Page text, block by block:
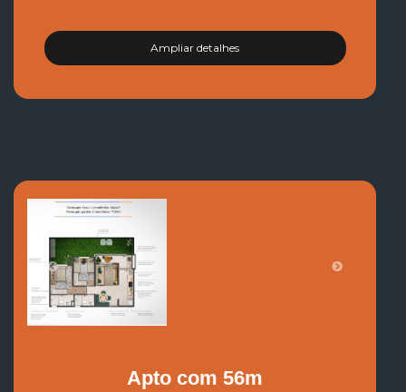
Ampliar detalhes
Apto com 56m